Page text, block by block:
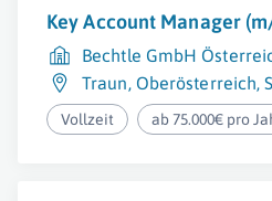
Key Account Manager
Bechtle GmbH
Traun, Oberösterreich,
Vollzeit ab 75.000€ pro